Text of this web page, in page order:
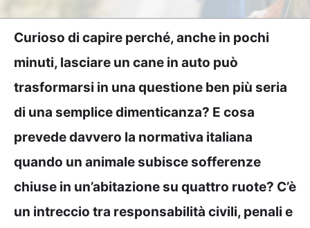
Curioso di capire perché, anche in pochi
minuti, lasciare un cane in auto può
trasformarsi in una questione ben più seria
di una semplice dimenticanza? E cosa
prevede davvero la normativa italiana
quando un animale subisce sofferenze
chiuse in un’abitazione su quattro ruote? C’è
un intreccio tra responsabilità civili, penali e